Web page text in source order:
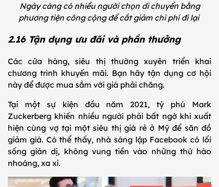
Ngày càng có nhiều người chọn di chuyển bằng
phương tiện công cộng để cắt giảm chi phí đi lại
2.16 Tận dụng ưu đãi và phần thưởng
Các cửa hàng, siêu thị thường xuyên triển khai
chương trình khuyến mãi. Bạn hãy tận dụng cơ hội
này để được mua sắm với giá phải chăng.
Tại một sự kiện đầu năm 2021, tỷ phú Mark
Zuckerberg khiến nhiều người phải bất ngờ khi xuất
hiện cùng vợ tại một siêu thị giá rẻ ở Mỹ để săn đồ
giảm giá. Có thể thấy, nhà sáng lập Facebook có lối
sống giản dị, không vung tiền vào những thứ hào
nhoáng, xa xỉ.